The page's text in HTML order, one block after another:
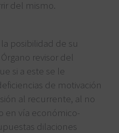
del mismo.
posibilidad de su
revisor del
si a este se le
de motivación
al recurrente, al no
en vía económico-
dilaciones